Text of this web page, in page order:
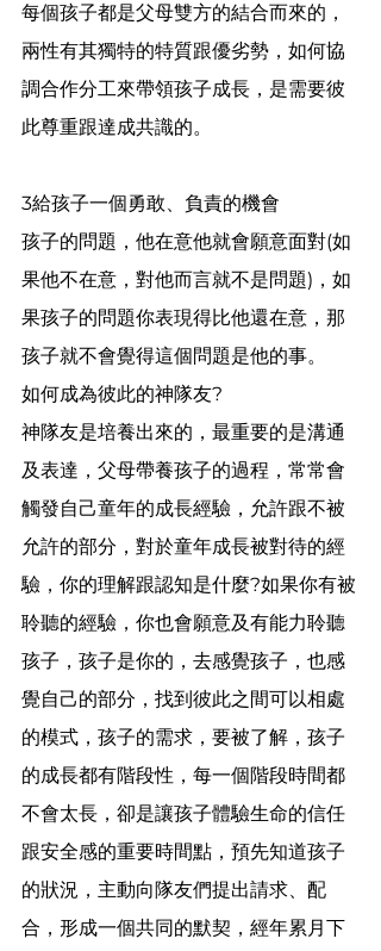
每個孩子都是父母雙方的結合而來的，
兩性有其獨特的特質跟優劣勢，如何協
調合作分工來帶領孩子成長，是需要彼
此尊重跟達成共識的。
3給孩子一個勇敢、負責的機會
孩子的問題，他在意他就會願意面對(如
果他不在意，對他而言就不是問題)，如
果孩子的問題你表現得比他還在意，那
孩子就不會覺得這個問題是他的事。
如何成為彼此的神隊友?
神隊友是培養出來的，最重要的是溝通
及表達，父母帶養孩子的過程，常常會
觸發自己童年的成長經驗，允許跟不被
允許的部分，對於童年成長被對待的經
驗，你的理解跟認知是什麼?如果你有被
聆聽的經驗，你也會願意及有能力聆聽
孩子，孩子是你的，去感覺孩子，也感
覺自己的部分，找到彼此之間可以相處
的模式，孩子的需求，要被了解，孩子
的成長都有階段性，每一個階段時間都
不會太長，卻是讓孩子體驗生命的信任
跟安全感的重要時間點，預先知道孩子
的狀況，主動向隊友們提出請求、配
合，形成一個共同的默契，經年累月下